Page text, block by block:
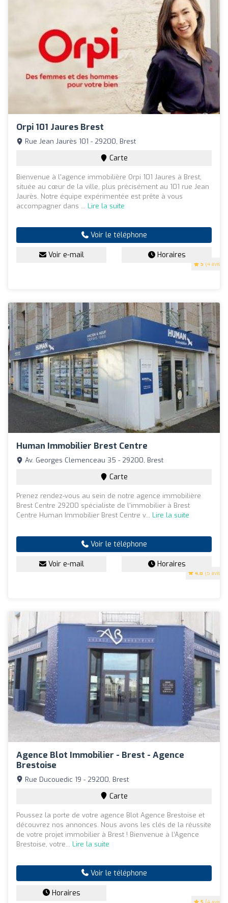
Orpi 101 Jaures Brest
5 (4 avis)
Rue Jean Jaurès 101 - 29200, Brest
Carte
Bienvenue à l'agence immobilière Orpi 101 Jaures à Brest,
située au cœur de la ville, plus précisément au 101 rue Jean
Jaurès. Notre équipe expérimentée est prête à vous
accompagner dans ... Lire la suite
Voir le téléphone
Voir e-mail Horaires
Human Immobilier Brest Centre
4.8 (5 avis)
Av. Georges Clemenceau 35 - 29200, Brest
Carte
Prenez rendez-vous au sein de notre agence immobilière
Brest Centre 29200 spécialiste de l'immobilier à Brest
Centre Human Immobilier Brest Centre v... Lire la suite
Voir le téléphone
Voir e-mail Horaires
Agence Blot Immobilier - Brest - Agence
Brestoise
Rue Ducouedic 19 - 29200, Brest
Carte
Poussez la porte de votre agence Blot Agence Brestoise et
découvrez nos annonces. Nous avons les clés de la réussite
de votre projet immobilier à Brest ! Bienvenue à l’Agence
Brestoise, votre... Lire la suite
Voir le téléphone
Horaires